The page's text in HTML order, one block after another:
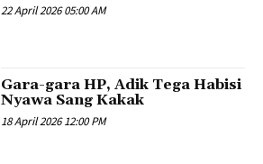
22 April 2026 05:00 AM
Gara-gara HP, Adik Tega Habisi
Nyawa Sang Kakak
18 April 2026 12:00 PM